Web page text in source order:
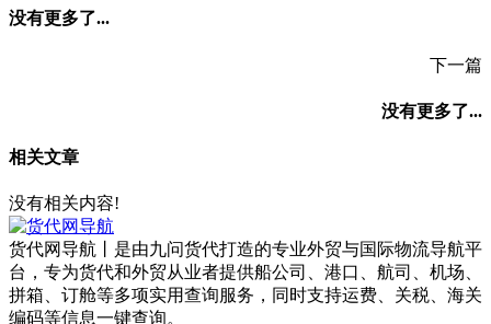
没有更多了...
下一篇
没有更多了...
相关文章
没有相关内容!
货代网导航丨是由九问货代打造的专业外贸与国际物流导航平
台，专为货代和外贸从业者提供船公司、港口、航司、机场、
拼箱、订舱等多项实用查询服务，同时支持运费、关税、海关
编码等信息一键查询。